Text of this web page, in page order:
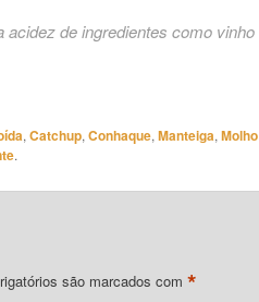
de ingredientes como vinho
, Catchup, Conhaque, Manteiga, Molho
.
são marcados com *